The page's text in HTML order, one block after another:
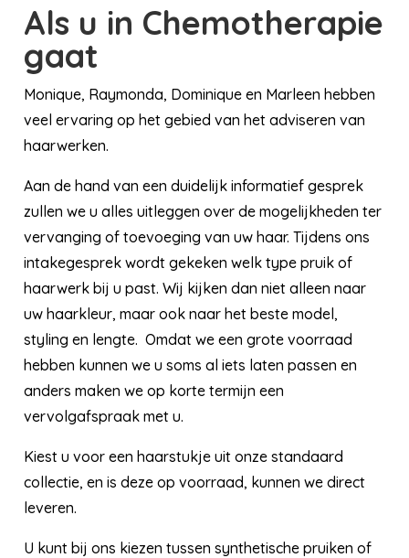
Als u in Chemotherapie
gaat
Monique, Raymonda, Dominique en Marleen hebben
veel ervaring op het gebied van het adviseren van
haarwerken.
Aan de hand van een duidelijk informatief gesprek
zullen we u alles uitleggen over de mogelijkheden ter
vervanging of toevoeging van uw haar. Tijdens ons
intakegesprek wordt gekeken welk type pruik of
haarwerk bij u past. Wij kijken dan niet alleen naar
uw haarkleur, maar ook naar het beste model,
styling en lengte. Omdat we een grote voorraad
hebben kunnen we u soms al iets laten passen en
anders maken we op korte termijn een
vervolgafspraak met u.
Kiest u voor een haarstukje uit onze standaard
collectie, en is deze op voorraad, kunnen we direct
leveren.
U kunt bij ons kiezen tussen synthetische pruiken of